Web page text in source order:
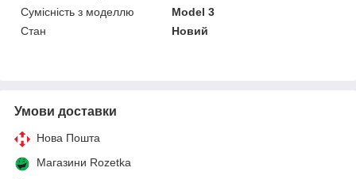
Сумісність з моделлю
Model 3
Стан
Новий
Умови доставки
Нова Пошта
Магазини Rozetka